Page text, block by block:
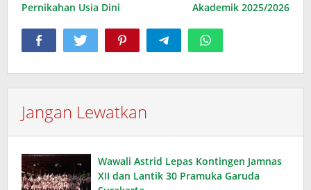
Pernikahan Usia Dini
Akademik 2025/2026
Jangan Lewatkan
Wawali Astrid Lepas Kontingen Jamnas
XII dan Lantik 30 Pramuka Garuda